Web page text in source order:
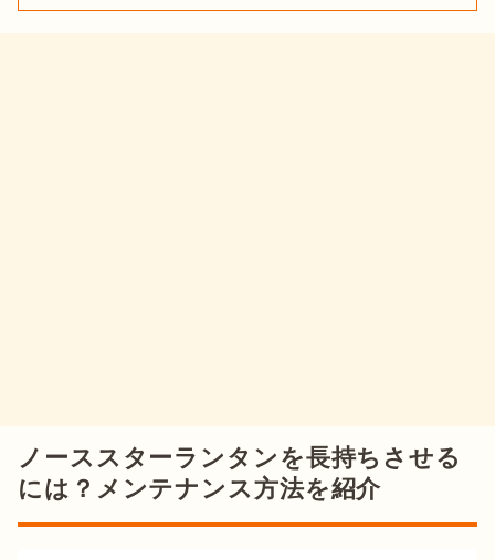
ノーススターランタンを長持ちさせる
には？メンテナンス方法を紹介